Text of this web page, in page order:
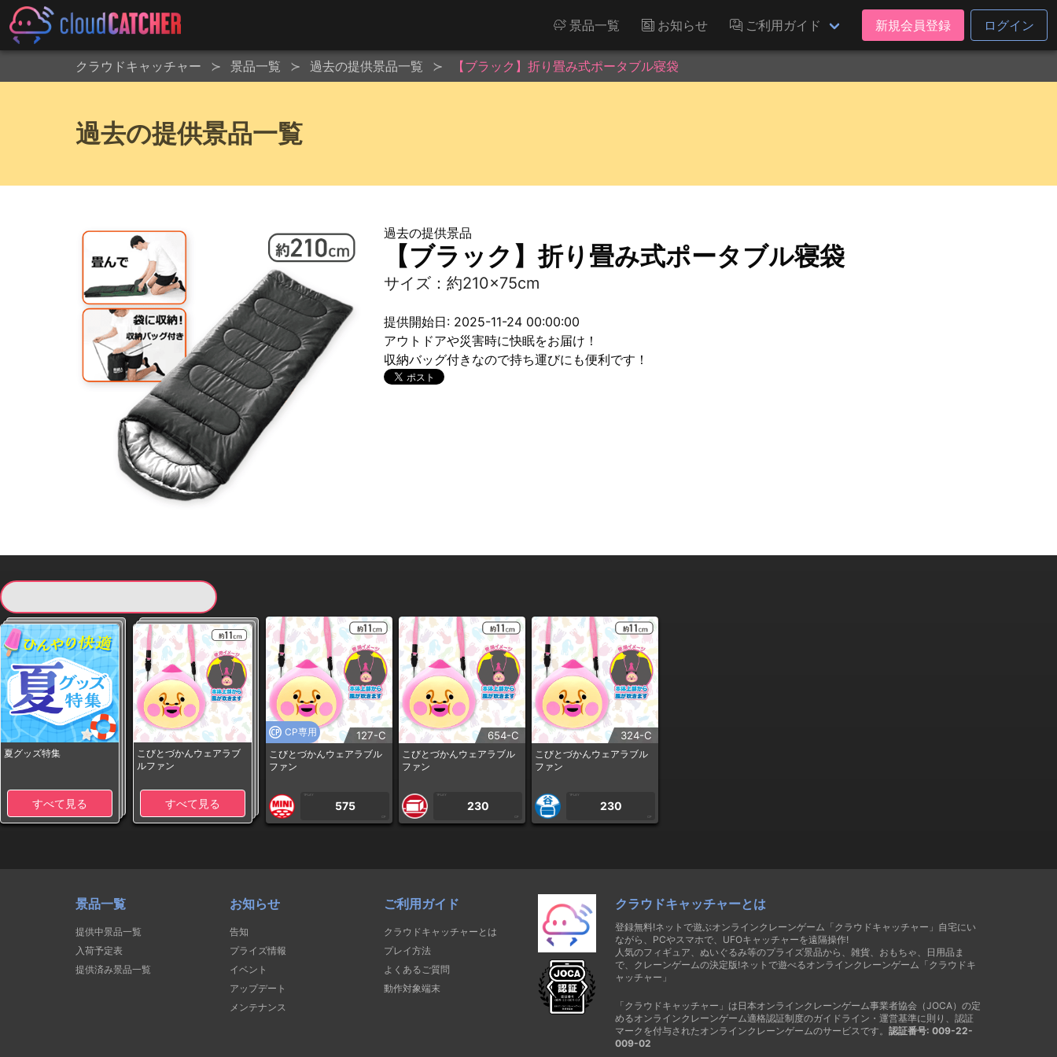
景品一覧 お知らせ ご利用ガイド 新規会員登録 ログイン
クラウドキャッチャー 景品一覧 過去の提供景品一覧 【ブラック】折り畳み式ポータブル寝袋
過去の提供景品一覧
過去の提供景品
【ブラック】折り畳み式ポータブル寝袋
サイズ：約210×75cm
提供開始日: 2025-11-24 00:00:00
アウトドアや災害時に快眠をお届け！
収納バッグ付きなので持ち運びにも便利です！
夏グッズ特集
すべて見る
こびとづかんウェアラブ
ルファン
すべて見る
CP専用 127-C
こびとづかんウェアラブル
ファン
1PLAY
575
CP
654-C
こびとづかんウェアラブル
ファン
1PLAY
230
CP
324-C
こびとづかんウェアラブル
ファン
1PLAY
230
CP
景品一覧
提供中景品一覧
入荷予定表
提供済み景品一覧
お知らせ
告知
プライズ情報
イベント
アップデート
メンテナンス
ご利用ガイド
クラウドキャッチャーとは
プレイ方法
よくあるご質問
動作対象端末
クラウドキャッチャーとは
登録無料!ネットで遊ぶオンラインクレーンゲーム「クラウドキャッチャー」自宅にい
ながら、PCやスマホで、UFOキャッチャーを遠隔操作!
人気のフィギュア、ぬいぐるみ等のプライズ景品から、雑貨、おもちゃ、日用品ま
で、クレーンゲームの決定版!ネットで遊べるオンラインクレーンゲーム「クラウドキ
ャッチャー」
「クラウドキャッチャー」は日本オンラインクレーンゲーム事業者協会（JOCA）の定
めるオンラインクレーンゲーム適格認証制度のガイドライン・運営基準に則り、認証
マークを付与されたオンラインクレーンゲームのサービスです。 認証番号: 009-22-
009-02